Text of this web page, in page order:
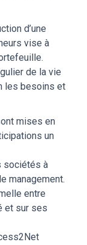
d’une
vise à
de la vie
les besoins et
mises en
un
sociétés à
management.
entre
et sur ses